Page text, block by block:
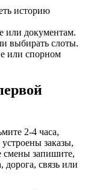
историю
или документам.
выбирать слоты.
или спорном
2-4 часа,
заказы,
смены запишите,
дорога, связь или